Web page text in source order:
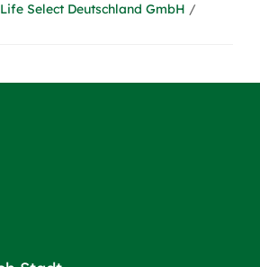
Select Deutschland GmbH /